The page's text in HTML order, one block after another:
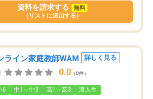
資料を請求する
無料
（リストに追加する）
ライン家庭教師WAM 詳しく見る
0.0 （0件）
6 中1～中3 高1～高3 浪人生